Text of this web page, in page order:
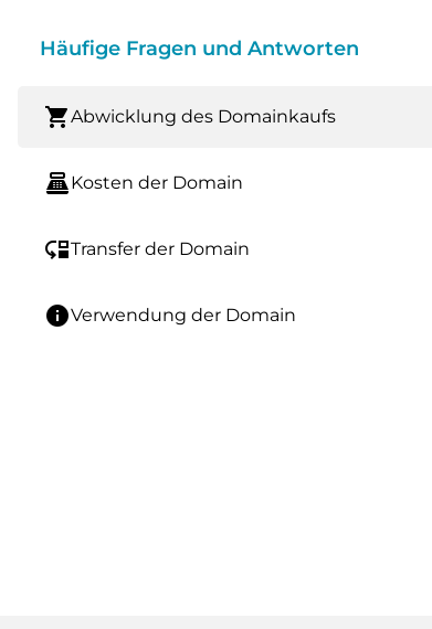
Häufige Fragen und Antworten
shopping_cartAbwicklung des Domainkaufs
point_of_saleKosten der Domain
move_downTransfer der Domain
infoVerwendung der Domain